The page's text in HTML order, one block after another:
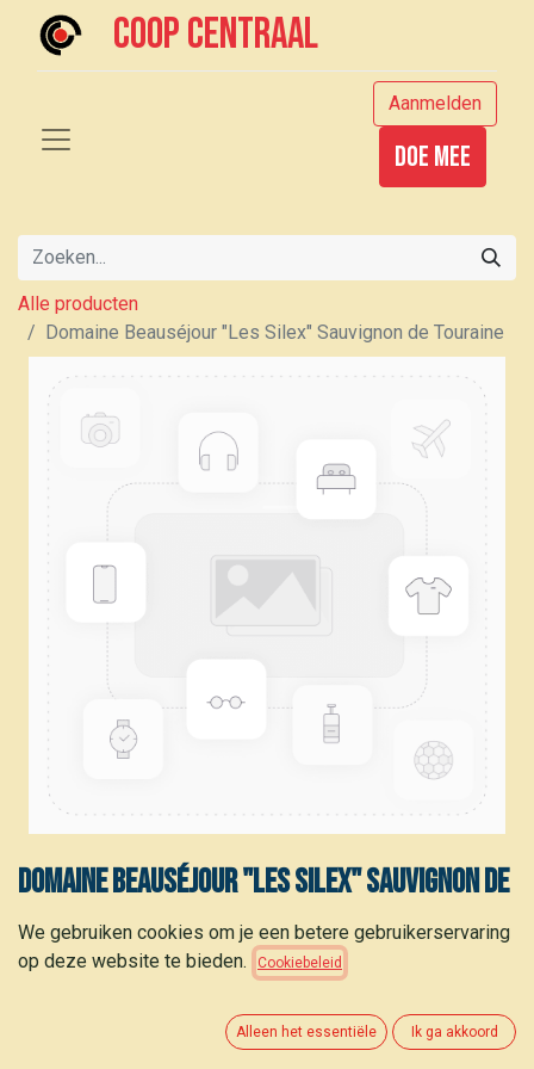
Coop centraal
Aanmelden
Doe mee
Alle producten
Domaine Beauséjour "Les Silex" Sauvignon de Touraine
Domaine Beauséjour "Les Silex" Sauvignon de
Touraine
8,30€
We gebruiken cookies om je een betere gebruikerservaring
op deze website te bieden.
Cookiebeleid
Alleen het essentiële Ik ga akkoord